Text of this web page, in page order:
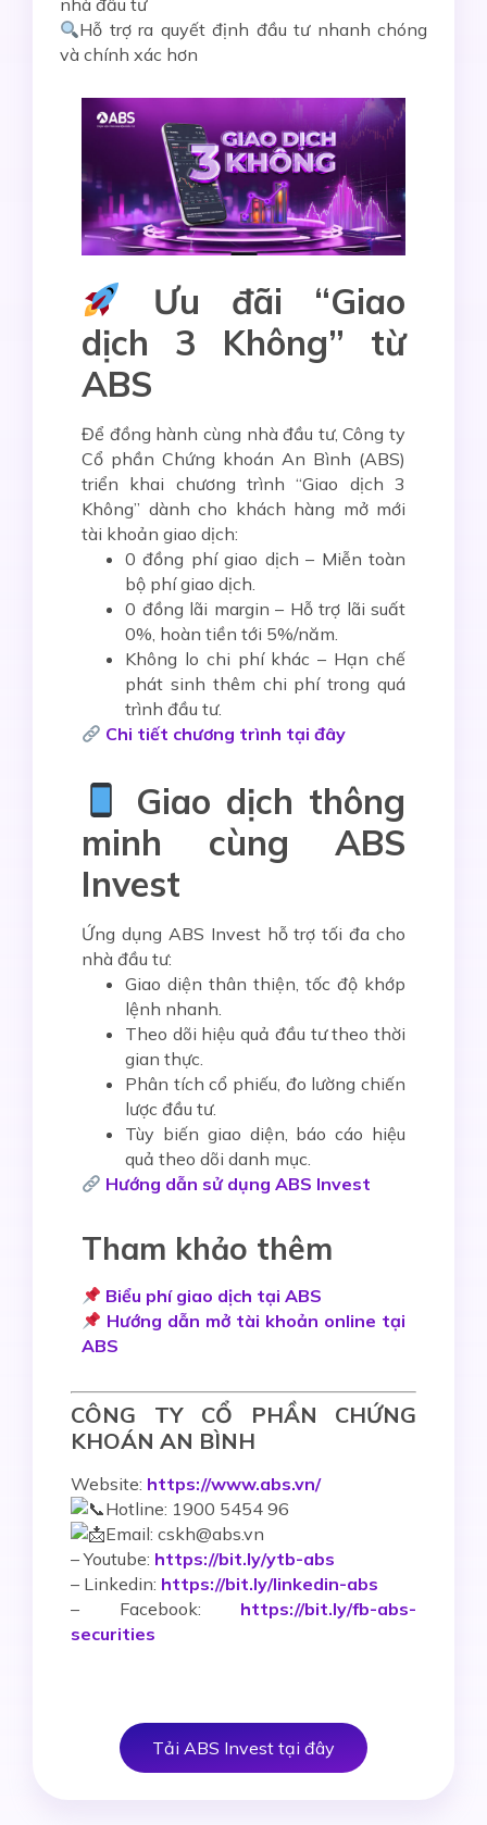
nhà đầu tư
Hỗ trợ ra quyết định đầu tư nhanh chóng
và chính xác hơn
Ưu đãi “Giao
dịch 3 Không” từ
ABS
Để đồng hành cùng nhà đầu tư, Công ty
Cổ phần Chứng khoán An Bình (ABS)
triển khai chương trình“Giao dịch 3
Không” dành cho khách hàng mở mới
tài khoản giao dịch:
0 đồng phí giao dịch – Miễn toàn
bộ phí giao dịch.
0 đồng lãi margin – Hỗ trợ lãi suất
0%, hoàn tiền tới 5%/năm.
Không lo chi phí khác – Hạn chế
phát sinh thêm chi phí trong quá
trình đầu tư.
Chi tiết chương trình tại đây
Giao dịch thông
minh cùng ABS
Invest
Ứng dụng ABS Investhỗ trợ tối đa cho
nhà đầu tư:
Giao diện thân thiện, tốc độ khớp
lệnh nhanh.
Theo dõi hiệu quả đầu tư theo thời
gian thực.
Phân tích cổ phiếu, đo lường chiến
lược đầu tư.
Tùy biến giao diện, báo cáo hiệu
quả theo dõi danh mục.
Hướng dẫn sử dụng ABS Invest
Tham khảo thêm
Biểu phí giao dịch tại ABS
Hướng dẫn mở tài khoản online tại
ABS
CÔNG TY CỔ PHẦN CHỨNG
KHOÁN AN BÌNH
Website: https://www.abs.vn/
Hotline: 1900 5454 96
Email: cskh@abs.vn
–Youtube: https://bit.ly/ytb-abs
– Linkedin: https://bit.ly/linkedin-abs
– Facebook: https://bit.ly/fb-abs-
securities
Tải ABS Invest tại đây